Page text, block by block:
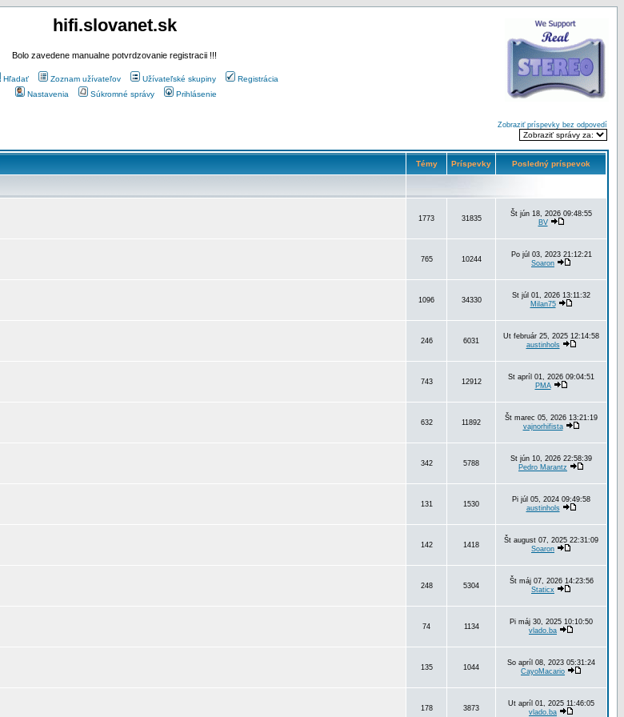
hifi.slovanet.sk
Bolo zavedene manualne potvrdzovanie registracii !!!
Hľadať Zoznam užívateľov Užívateľské skupiny
Registrácia
Nastavenia
Súkromné správy Prihlásenie
Zobraziť príspevky bez odpovedí
Témy Príspevky Posledný príspevok
1773 31835
Št jún 18, 2026 09:48:55
BV
765 10244
Po júl 03, 2023 21:12:21
Soaron
1096 34330
St júl 01, 2026 13:11:32
Milan75
246 6031
Ut február 25, 2025 12:14:58
austinhols
743 12912
St apríl 01, 2026 09:04:51
PMA
632 11892
Št marec 05, 2026 13:21:19
vajnorhifista
342 5788
St jún 10, 2026 22:58:39
Pedro Marantz
131 1530
Pi júl 05, 2024 09:49:58
austinhols
142 1418
Št august 07, 2025 22:31:09
Soaron
248 5304
Št máj 07, 2026 14:23:56
Staticx
74 1134
Pi máj 30, 2025 10:10:50
vlado.ba
135 1044
So apríl 08, 2023 05:31:24
CayoMacario
178 3873
Ut apríl 01, 2025 11:46:05
vlado.ba